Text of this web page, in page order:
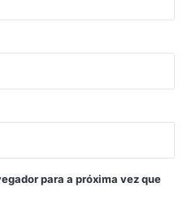
para a próxima vez que